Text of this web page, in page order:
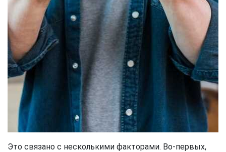
Это связано с несколькими факторами. Во-первых,